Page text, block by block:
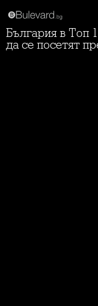
България в Топ 10 на страните, които трябва
да се посетят